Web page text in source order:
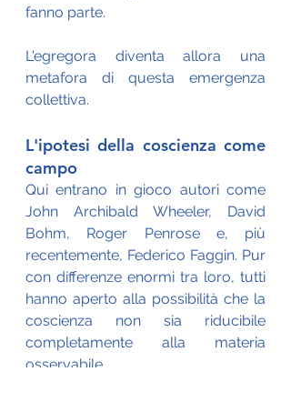
fanno parte.
L'egregora diventa allora una
metafora di questa emergenza
collettiva.
L'ipotesi della coscienza come
campo
Qui entrano in gioco autori come
John Archibald Wheeler, David
Bohm, Roger Penrose e, più
recentemente, Federico Faggin. Pur
con differenze enormi tra loro, tutti
hanno aperto alla possibilità che la
coscienza non sia riducibile
completamente alla materia
osservabile.